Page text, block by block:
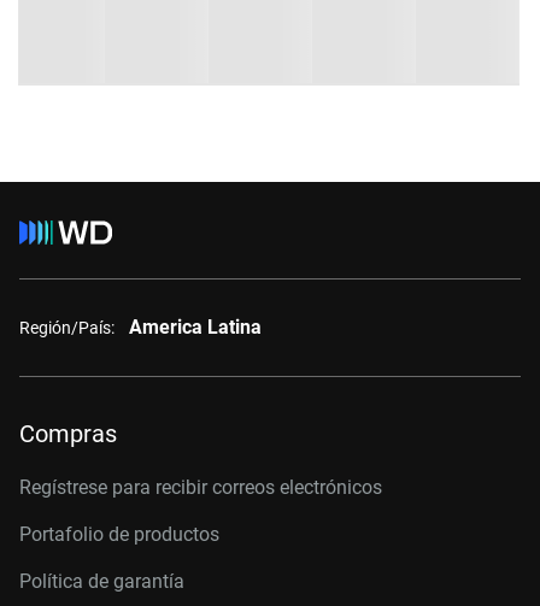
Región/País: America Latina
Compras
Regístrese para recibir correos electrónicos
Portafolio de productos
Política de garantía